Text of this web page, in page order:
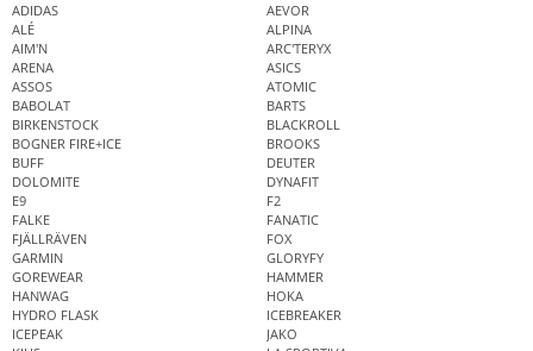
ADIDAS
AEVOR
ALÉ
ALPINA
AIM'N
ARC'TERYX
ARENA
ASICS
ASSOS
ATOMIC
BABOLAT
BARTS
BIRKENSTOCK
BLACKROLL
BOGNER FIRE+ICE
BROOKS
BUFF
DEUTER
DOLOMITE
DYNAFIT
E9
F2
FALKE
FANATIC
FJÄLLRÄVEN
FOX
GARMIN
GLORYFY
GOREWEAR
HAMMER
HANWAG
HOKA
HYDRO FLASK
ICEBREAKER
ICEPEAK
JAKO